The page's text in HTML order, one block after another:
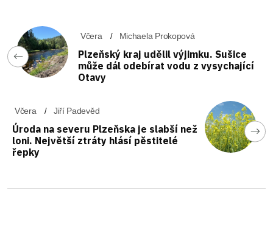
Včera Michaela Prokopová
Plzeňský kraj udělil výjimku. Sušice
může dál odebírat vodu z vysychající
Otavy
Včera Jiří Padevěd
Úroda na severu Plzeňska je slabší než
loni. Největší ztráty hlásí pěstitelé
řepky